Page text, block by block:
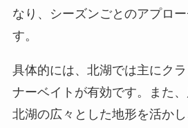
なり、シーズンごとのアプロ
す。
具体的には、北湖では主にク
ナーベイトが有効です。また
北湖の広々とした地形を活か